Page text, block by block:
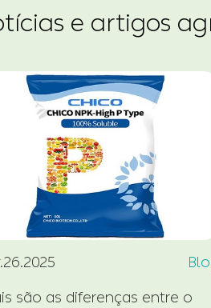
e artigos
são as diferenças entre o